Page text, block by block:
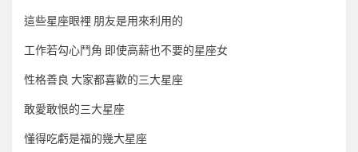
這些星座眼裡 朋友是用來利用的
工作若勾心鬥角 即使高薪也不要的星座女
性格善良 大家都喜歡的三大星座
敢愛敢恨的三大星座
懂得吃虧是福的幾大星座